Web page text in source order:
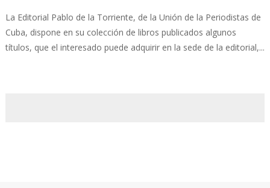
La Editorial Pablo de la Torriente, de la Unión de la Periodistas de
Cuba, dispone en su colección de libros publicados algunos
títulos, que el interesado puede adquirir en la sede de la editorial,...